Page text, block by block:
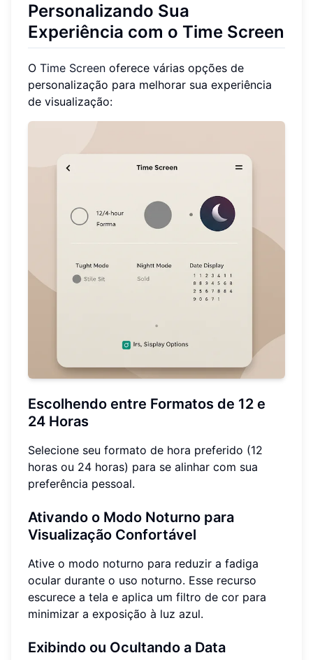
Personalizando Sua
Experiência com o Time Screen
O Time Screen oferece várias opções de
personalização para melhorar sua experiência
de visualização:
Escolhendo entre Formatos de 12 e
24 Horas
Selecione seu formato de hora preferido (12
horas ou 24 horas) para se alinhar com sua
preferência pessoal.
Ativando o Modo Noturno para
Visualização Confortável
Ative o modo noturno para reduzir a fadiga
ocular durante o uso noturno. Esse recurso
escurece a tela e aplica um filtro de cor para
minimizar a exposição à luz azul.
Exibindo ou Ocultando a Data